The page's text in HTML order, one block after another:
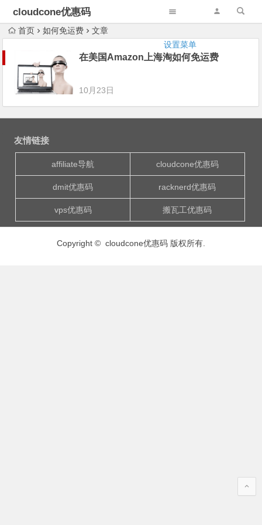
cloudcone优惠码
设置菜单
首页 如何免运费 文章
在美国Amazon上海淘如何免运费
10月23日
友情链接
affiliate导航 cloudcone优惠码
dmit优惠码 racknerd优惠码
vps优惠码 搬瓦工优惠码
Copyright © cloudcone优惠码 版权所有.